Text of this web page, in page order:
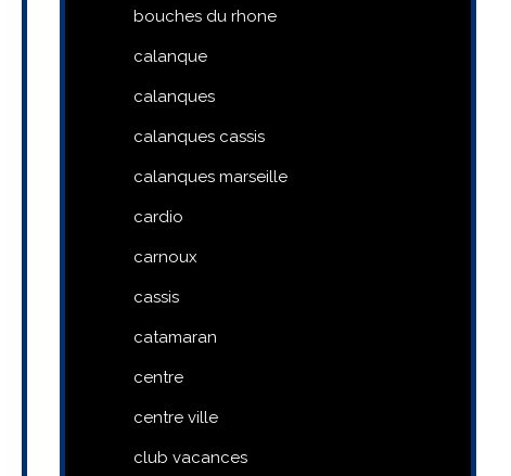
bouches du rhone
calanque
calanques
calanques cassis
calanques marseille
cardio
carnoux
cassis
catamaran
centre
centre ville
club vacances